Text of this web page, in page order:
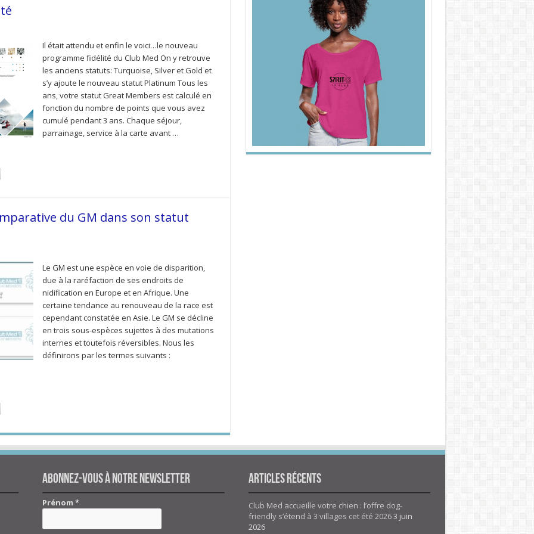
Il était attendu et enfin le voici…le nouveau
programme fidélité du Club Med On y retrouve
les anciens statuts: Turquoise, Silver et Gold et
s’y ajoute le nouveau statut Platinum Tous les
ans, votre statut Great Members est calculé en
fonction du nombre de points que vous avez
cumulé pendant 3 ans. Chaque séjour,
parrainage, service à la carte avant …
du GM dans son statut
Le GM est une espèce en voie de disparition,
due à la raréfaction de ses endroits de
nidification en Europe et en Afrique. Une
certaine tendance au renouveau de la race est
cependant constatée en Asie. Le GM se décline
en trois sous-espèces sujettes à des mutations
internes et toutefois réversibles. Nous les
définirons par les termes suivants :
Abonnez-vous à notre newsletter
Prénom*
Articles Récents
Club Med accueille votre chien : l’offre dog-
friendly s’étend à 3 villages cet été 20263 juin
2026